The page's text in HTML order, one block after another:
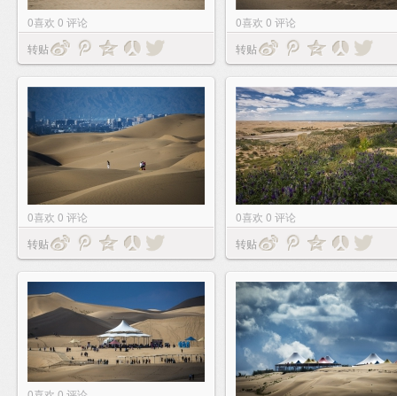
0喜欢 0 评论
转贴
0喜欢 0 评论
转贴
0喜欢 0 评论
转贴
0喜欢 0 评论
转贴